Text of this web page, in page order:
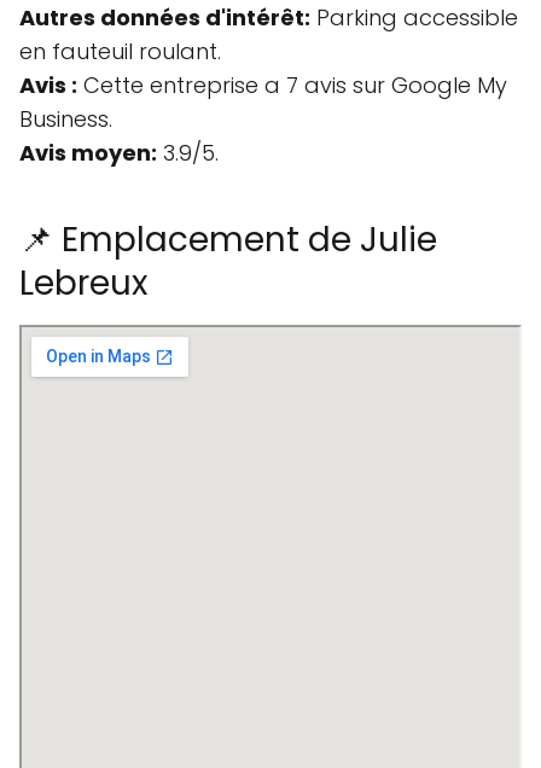
Autres données d'intérêt: Parking accessible
en fauteuil roulant.
Avis : Cette entreprise a 7 avis sur Google My
Business.
Avis moyen: 3.9/5.
📌 Emplacement de Julie
Lebreux